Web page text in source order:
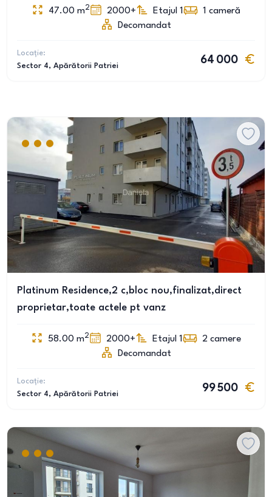
47.00 m2 2000+ Etajul 1 1 cameră
Decomandat
Locație:
Sector 4, Apărătorii Patriei
64 000
Platinum Residence,2 c,bloc nou,finalizat,direct
proprietar,toate actele pt vanz
58.00 m2 2000+ Etajul 1 2 camere
Decomandat
Locație:
Sector 4, Apărătorii Patriei
99 500